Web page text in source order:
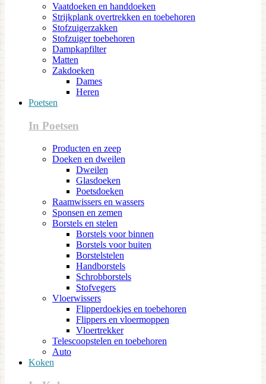
Vaatdoeken en handdoeken
Strijkplank overtrekken en toebehoren
Stofzuigerzakken
Stofzuiger toebehoren
Dampkapfilter
Matten
Zakdoeken
Dames
Heren
Poetsen
In Poetsen
Producten en zeep
Doeken en dweilen
Dweilen
Glasdoeken
Poetsdoeken
Raamwissers en wassers
Sponsen en zemen
Borstels en stelen
Borstels voor binnen
Borstels voor buiten
Borstelstelen
Handborstels
Schrobborstels
Stofvegers
Vloerwissers
Flipperdoekjes en toebehoren
Flippers en vloermoppen
Vloertrekker
Telescoopstelen en toebehoren
Auto
Koken